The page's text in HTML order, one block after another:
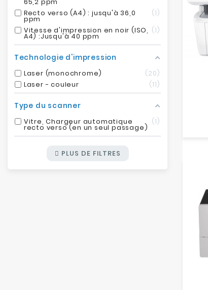
65,2 ppm
Recto verso (A4) : jusqu'à 36,0
ppm
1
Vitesse d'impression en noir (ISO,
A4) :Jusqu'à 40 ppm
1
Technologie d'impression
Laser (monochrome)
20
Laser - couleur
11
Type du scanner
Vitre, Chargeur automatique
recto verso (en un seul passage)
1
PLUS DE FILTRES